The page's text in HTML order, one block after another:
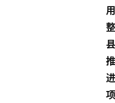
用
整
县
推
进
项